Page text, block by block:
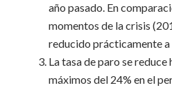
año pasado. En
momentos de la crisis
reducido prácticamente a
La tasa de paro se reduce
máximos del 24% en el